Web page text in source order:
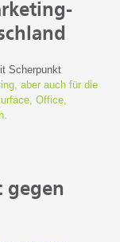
Scherpunkt
aber auch für die
Office,
gegen